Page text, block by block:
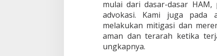
mulai dari dasar-dasar
advokasi. Kami juga pada
melakukan mitigasi dan
aman dan terarah ketika
ungkapnya.